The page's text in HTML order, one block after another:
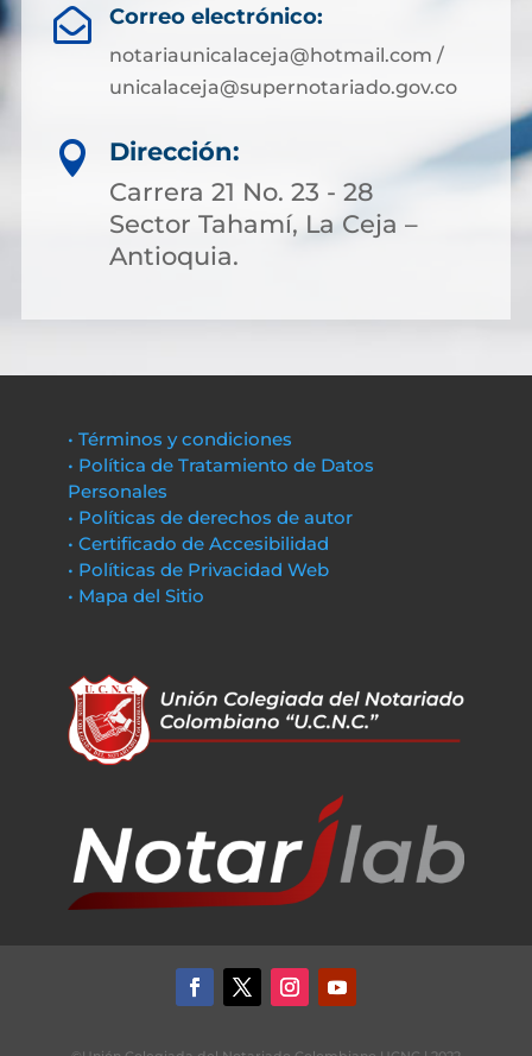
 Correo electrónico:
notariaunicalaceja@hotmail.com /
unicalaceja@supernotariado.gov.co

Dirección:
Carrera 21 No. 23 - 28
Sector Tahamí, La Ceja –
Antioquia.
• Términos y condiciones
• Política de Tratamiento de Datos
Personales
• Políticas de derechos de autor
• Certificado de Accesibilidad
• Políticas de Privacidad Web
• Mapa del Sitio